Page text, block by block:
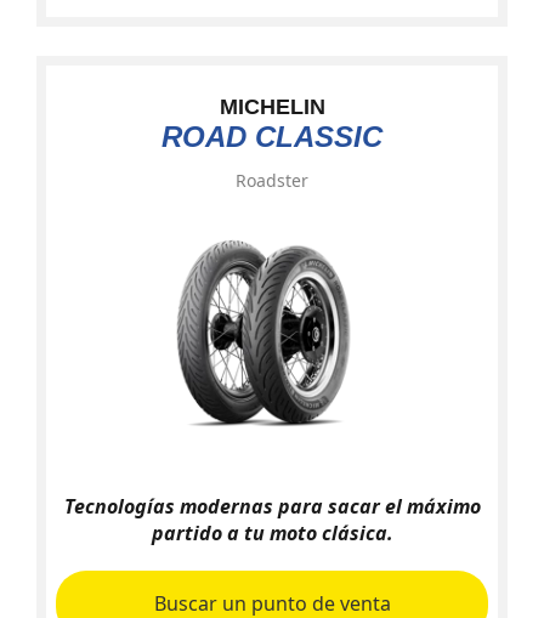
MICHELIN
ROAD CLASSIC
Roadster
Tecnologías modernas para sacar el máximo
partido a tu moto clásica.
Buscar un punto de venta